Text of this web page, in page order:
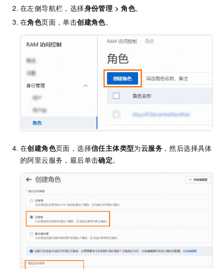
在左侧导航栏，选择身份管理 >角色。
在角色页面，单击创建角色。
在创建角色页面，选择信任主体类型为云服务 ，然后选择具体
的阿里云服务，最后单击确定。